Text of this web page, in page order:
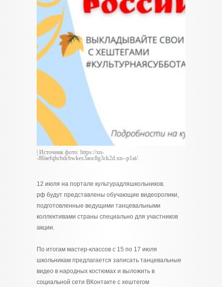
| Источник фото: https://xn-
-80aefqhcbdcbwkes3aoc8g3ck2d.xn--p1ai/.
12 июля на портале культурадляшкольников.
рф будут представлены обучающие видеоролики,
подготовленные ведущими танцевальными
коллективами страны специально для участников
акции.
По итогам мастер-классов с 15 по 17 июля
школьникам предлагается записать танцевальные
видео в народных костюмах и выложить в
социальной сети ВКонтакте с хештегом